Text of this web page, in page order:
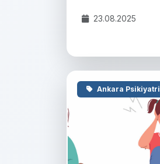
23.08.2025
Ankara Psikiyatri